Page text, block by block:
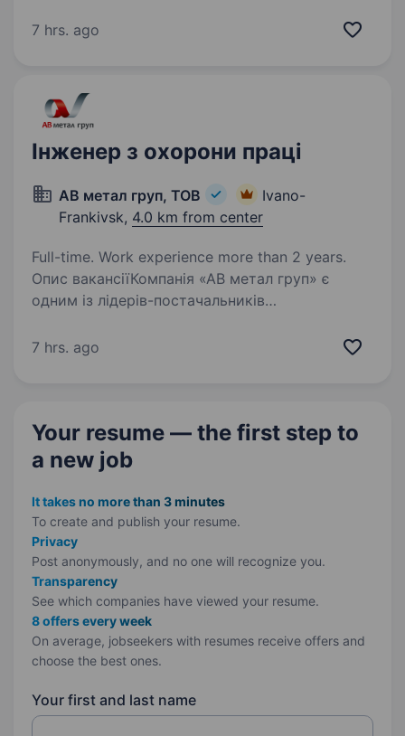
впровадження ефективних процесів
мета — побудова довірливих…
7 hrs. ago
Інженер з охорони праці
АВ метал груп, ТОВ
Ivano-
Frankivsk, 4.0 km from center
Full-time. Work experience more than 2 years.
Опис вакансіїКомпанія «АВ метал груп» є
одним із лідерів-постачальників
року і вже маємо понад 270 металосервісних
7 hrs. ago
Your resume — the first step to
a new job
It takes no more than 3 minutes
To create and publish your resume.
Privacy
Post anonymously, and no one will recognize you.
Transparency
See which companies have viewed your resume.
8 offers every week
On average, jobseekers with resumes receive offers and
choose the best ones.
Your first and last name